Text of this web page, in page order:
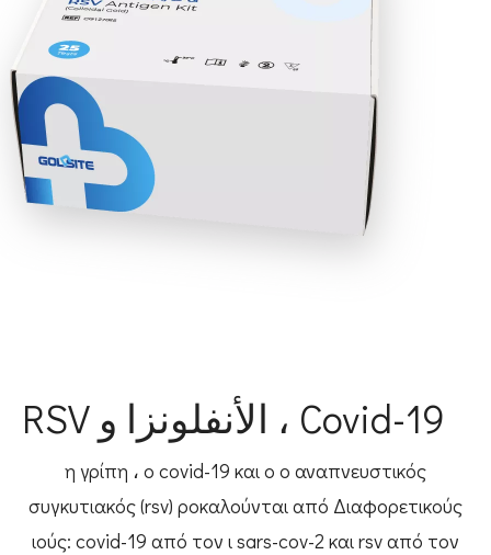
Covid-19 ، الأنفلونزا و RSV
η γρίπη ، ο covid-19 και ο ο αναπνευστικός
συγκυτιακός (rsv) ροκαλούνται από Διαφορετικούς
ιούς: covid-19 από τον ι sars-cov-2 και rsv από τον